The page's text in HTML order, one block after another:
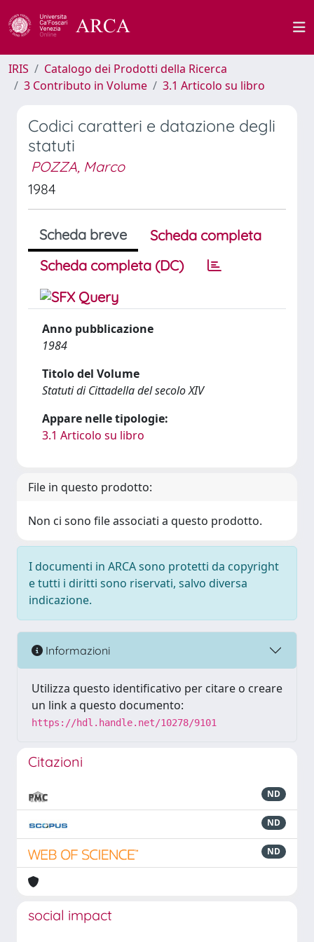
IRIS
Catalogo dei Prodotti della Ricerca
3 Contributo in Volume
3.1 Articolo su libro
Codici caratteri e datazione degli
statuti
POZZA, Marco
1984
Scheda breve
Scheda completa
Scheda completa (DC)
Anno pubblicazione
1984
Titolo del Volume
Statuti di Cittadella del secolo XIV
Appare nelle tipologie:
3.1 Articolo su libro
File in questo prodotto:
Non ci sono file associati a questo prodotto.
I documenti in ARCA sono protetti da copyright
e tutti i diritti sono riservati, salvo diversa
indicazione.
Informazioni
Utilizza questo identificativo per citare o creare
un link a questo documento:
https://hdl.handle.net/10278/9101
Citazioni
ND
ND
ND
social impact